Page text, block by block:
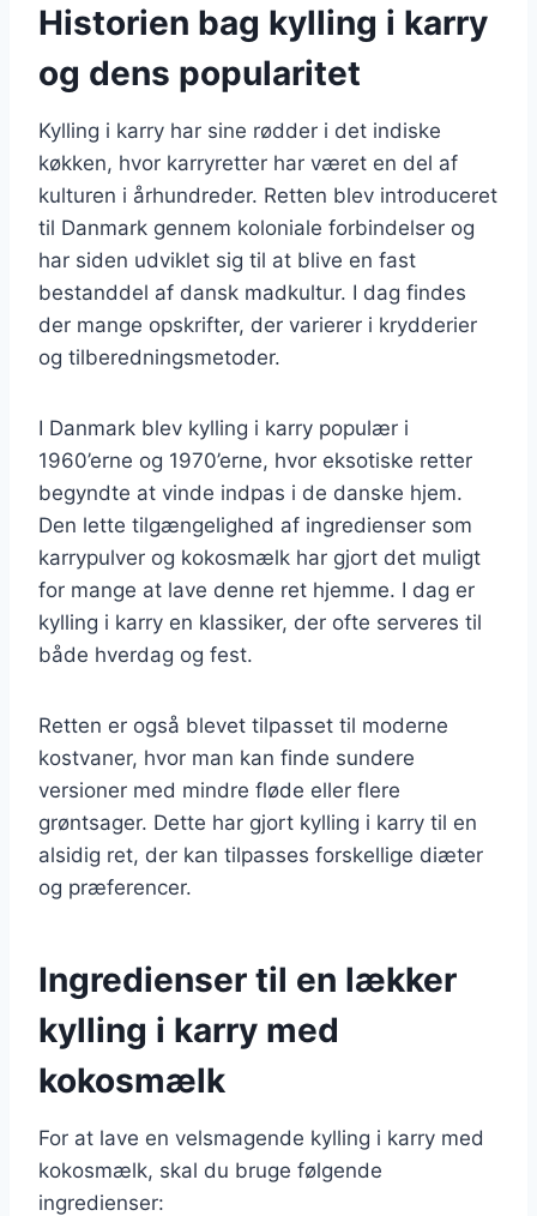
Historien bag kylling i karry
og dens popularitet
Kylling i karry har sine rødder i det indiske
køkken, hvor karryretter har været en del af
kulturen i århundreder. Retten blev introduceret
til Danmark gennem koloniale forbindelser og
har siden udviklet sig til at blive en fast
bestanddel af dansk madkultur. I dag findes
der mange opskrifter, der varierer i krydderier
og tilberedningsmetoder.
I Danmark blev kylling i karry populær i
1960’erne og 1970’erne, hvor eksotiske retter
begyndte at vinde indpas i de danske hjem.
Den lette tilgængelighed af ingredienser som
karrypulver og kokosmælk har gjort det muligt
for mange at lave denne ret hjemme. I dag er
kylling i karry en klassiker, der ofte serveres til
både hverdag og fest.
Retten er også blevet tilpasset til moderne
kostvaner, hvor man kan finde sundere
versioner med mindre fløde eller flere
grøntsager. Dette har gjort kylling i karry til en
alsidig ret, der kan tilpasses forskellige diæter
og præferencer.
Ingredienser til en lækker
kylling i karry med
kokosmælk
For at lave en velsmagende kylling i karry med
kokosmælk, skal du bruge følgende
ingredienser: